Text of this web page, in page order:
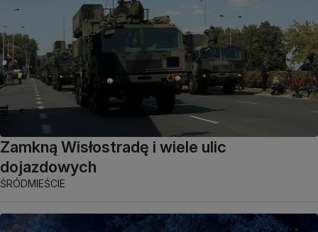
Zamkną Wisłostradę i wiele ulic
dojazdowych
ŚRÓDMIEŚCIE